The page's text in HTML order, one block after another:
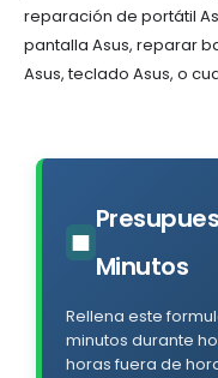
reparación de portátil
pantalla Asus, reparar
Asus, teclado Asus, o
■
Minutos
Rellena este
minutos durante
horas fuera de